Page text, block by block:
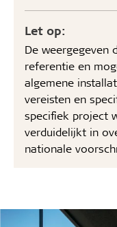
Let op:
De weergegeven
referentie en
algemene
vereisten en
specifiek project
verduidelijkt in
nationale